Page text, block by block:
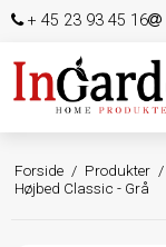
+ 45 23 93 45 16
Forside / Produkter /
Højbed Classic - Grå